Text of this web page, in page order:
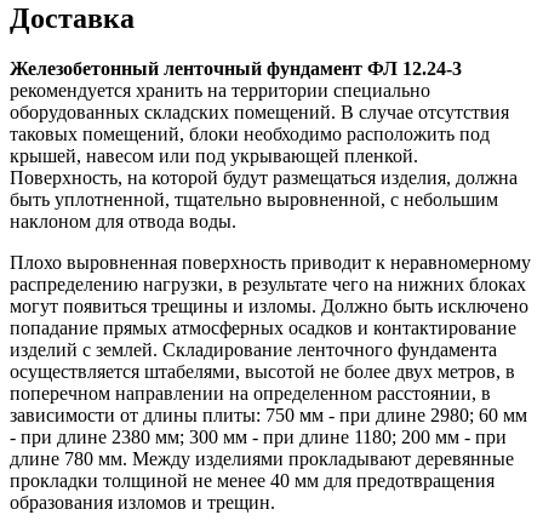
Доставка
Железобетонный ленточный фундамент ФЛ 12.24-3
рекомендуется хранить на территории специально
оборудованных складских помещений. В случае отсутствия
таковых помещений, блоки необходимо расположить под
крышей, навесом или под укрывающей пленкой.
Поверхность, на которой будут размещаться изделия, должна
быть уплотненной, тщательно выровненной, с небольшим
наклоном для отвода воды.
Плохо выровненная поверхность приводит к неравномерному
распределению нагрузки, в результате чего на нижних блоках
могут появиться трещины и изломы. Должно быть исключено
попадание прямых атмосферных осадков и контактирование
изделий с землей. Складирование ленточного фундамента
осуществляется штабелями, высотой не более двух метров, в
поперечном направлении на определенном расстоянии, в
зависимости от длины плиты: 750 мм - при длине 2980; 60 мм
- при длине 2380 мм; 300 мм - при длине 1180; 200 мм - при
длине 780 мм. Между изделиями прокладывают деревянные
прокладки толщиной не менее 40 мм для предотвращения
образования изломов и трещин.